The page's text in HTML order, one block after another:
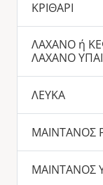
ΚΡΙΘΑΡΙ
ΛΑΧΑΝΟ ή
ΛΑΧΑΝΟ
ΛΕΥΚΑ
ΜΑΙΝΤΑΝΟΣ
ΜΑΙΝΤΑΝΟΣ